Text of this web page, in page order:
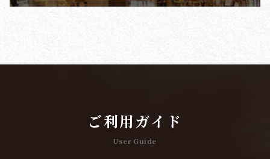
ご利用ガイド
User Guide